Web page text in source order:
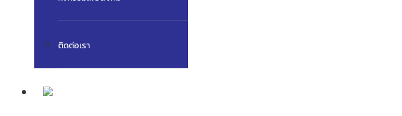
ติดต่อเรา